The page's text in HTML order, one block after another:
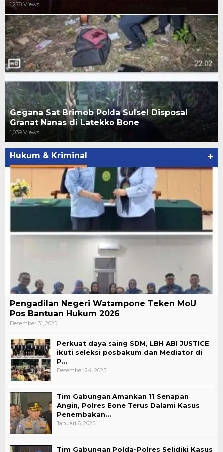
1,278 Views
Gegana Sat Brimob Polda Sulsel Disposal
Granat Nanas di Latekko Bone
1,039 Views
Hukum & Kriminal +
Pengadilan Negeri Watampone Teken MoU
Pos Bantuan Hukum 2026
Desember 31, 2025
Perkuat daya saing SDM, LBH ABI JUSTICE
ikuti seleksi posbakum dan Mediator di
P…
Desember 24, 2025
Tim Gabungan Amankan 11 Senapan
Angin, Polres Bone Terus Dalami Kasus
Penembakan…
Januari 6, 2025
Tim Gabungan Polda-Polres Selidiki Kasus